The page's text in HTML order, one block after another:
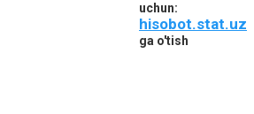
uchun:
hisobot.stat.uz
ga o'tish